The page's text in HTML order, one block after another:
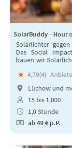
SolarBuddy - Hour
Solarlichter
Das Social
bauen wir
★ 4,79(4)
Lüchow und
15 bis 1.000
1,0 Stunde
ab49 € p.P.